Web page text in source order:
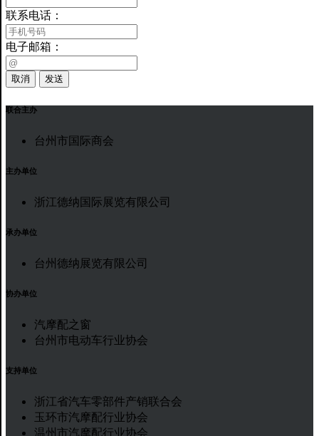
联系电话：
电子邮箱：
取消 发送
联合主办
台州市国际商会
主办单位
浙江德纳国际展览有限公司
承办单位
台州德纳展览有限公司
协办单位
汽摩配之窗
台州市电动车行业协会
支持单位
浙江省汽车零部件产销联合会
玉环市汽摩配行业协会
温州市汽摩配行业协会